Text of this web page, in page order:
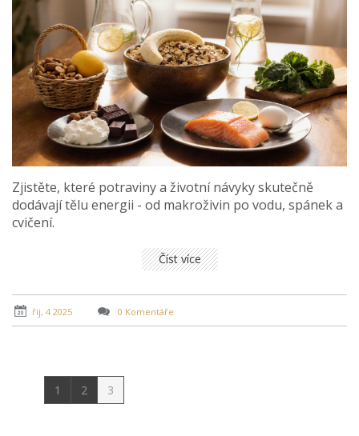
Zjistěte, které potraviny a životní návyky skutečně
dodávají tělu energii - od makroživin po vodu, spánek a
cvičení.
Číst více
říj, 4 2025 0 Komentáře
1 2 3